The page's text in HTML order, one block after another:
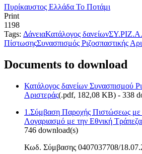
Πυρίκαυστος Ελλάδα Το Ποτάμι
Print
1198
Tags: ΔάνειαΚατάλογος δανείωνΣΥ.ΡΙΖ.Α.
ΠίστωσηςΣυνασπισμός Ριζοσπαστικής
Documents to download
Κατάλογος δανείων Συνασπισμού
Αριστεράς(.pdf, 182,08 KB) - 338
1.Σύμβαση Παροχής Πιστώσεως με
Λογαριασμό με την Εθνική
746 download(s)
Κωδ. Σύμβασης 0407037708/